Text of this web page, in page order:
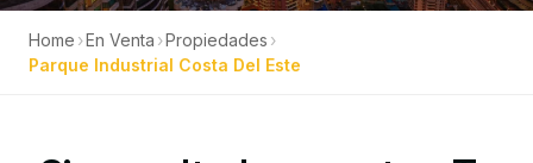
Home ›En Venta ›Propiedades ›
Parque Industrial Costa Del Este